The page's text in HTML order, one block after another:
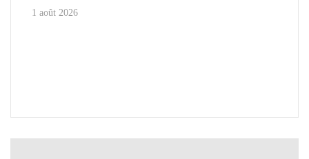
1 août 2026